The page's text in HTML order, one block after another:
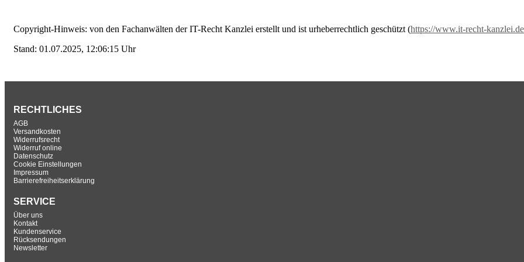
Copyright-Hinweis: von den Fachanwälten der IT-Recht Kanzlei erstellt und ist urheberrechtlich geschützt (https://www.it-recht-kanzlei.de
Stand: 01.07.2025, 12:06:15 Uhr
RECHTLICHES
AGB
Versandkosten
Widerrufsrecht
Widerruf online
Datenschutz
Cookie Einstellungen
Impressum
Barrierefreiheitserklärung
SERVICE
Über uns
Kontakt
Kundenservice
Rücksendungen
Newsletter